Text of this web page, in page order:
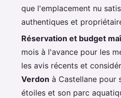
que l'emplacement nu
authentiques et
Réservation et budget
mois à l'avance pour les
les avis récents et
Verdon à Castellane pour
étoiles et son parc